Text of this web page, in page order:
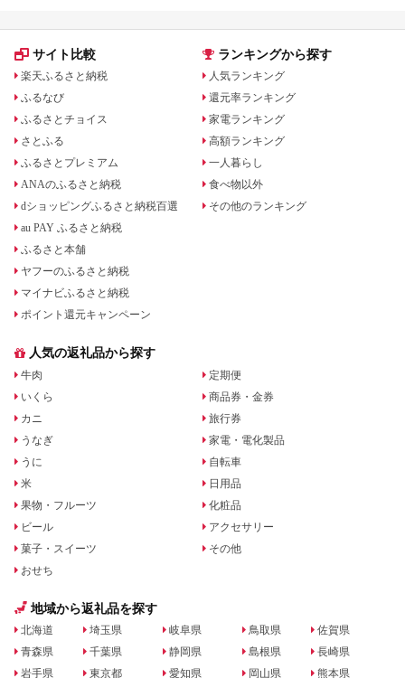
サイト比較
楽天ふるさと納税
ふるなび
ふるさとチョイス
さとふる
ふるさとプレミアム
ANAのふるさと納税
dショッピングふるさと納税百選
au PAY ふるさと納税
ふるさと本舗
ヤフーのふるさと納税
マイナビふるさと納税
ポイント還元キャンペーン
ランキングから探す
人気ランキング
還元率ランキング
家電ランキング
高額ランキング
一人暮らし
食べ物以外
その他のランキング
人気の返礼品から探す
牛肉
いくら
カニ
うなぎ
うに
米
果物・フルーツ
ビール
菓子・スイーツ
おせち
定期便
商品券・金券
旅行券
家電・電化製品
自転車
日用品
化粧品
アクセサリー
その他
地域から返礼品を探す
北海道
青森県
岩手県
埼玉県
千葉県
東京都
岐阜県
静岡県
愛知県
鳥取県
島根県
岡山県
佐賀県
長崎県
熊本県